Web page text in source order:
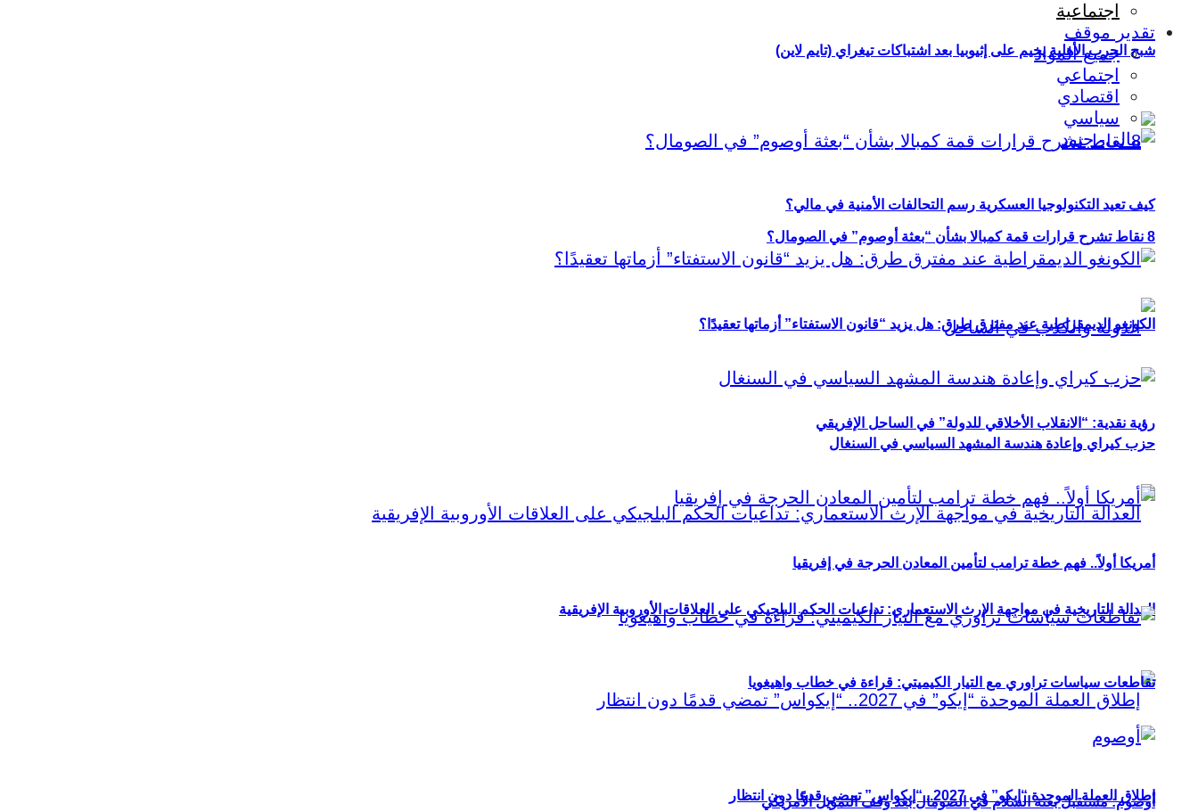
شبح الحرب الأهلية يخيم على إثيوبيا بعد اشتباكات تيغراي (تايم لاين)
8 نقاط تشرح قرارات قمة كمبالا بشأن “بعثة أوصوم” في الصومال؟
رؤية نقدية: “الانقلاب الأخلاقي للدولة” في الساحل الإفريقي
العدالة التاريخية في مواجهة الإرث الاستعماري: تداعيات الحكم البلجيكي على العلاقات الأوروبية الإفريقية
إطلاق العملة الموحدة “إيكو” في 2027.. “إيكواس” تمضي قدمًا دون انتظار
اجتماعية
تقدير موقف
جميع المواد
اجتماعي
اقتصادي
سياسي
كيف تعيد التكنولوجيا العسكرية رسم التحالفات الأمنية في مالي؟
الكونغو الديمقراطية عند مفترق طرق: هل يزيد “قانون الاستفتاء” أزماتها تعقيدًا؟
حزب كيراي وإعادة هندسة المشهد السياسي في السنغال
أمريكا أولاً.. فهم خطة ترامب لتأمين المعادن الحرجة في إفريقيا
تقاطعات سياسات تراوري مع التيار الكيميتي: قراءة في خطاب واهيغويا
أوصوم: مستقبل بعثة السلام في الصومال بعد وقف التمويل الأمريكي